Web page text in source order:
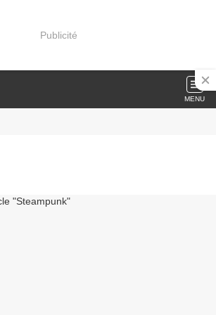
Publicité
MENU